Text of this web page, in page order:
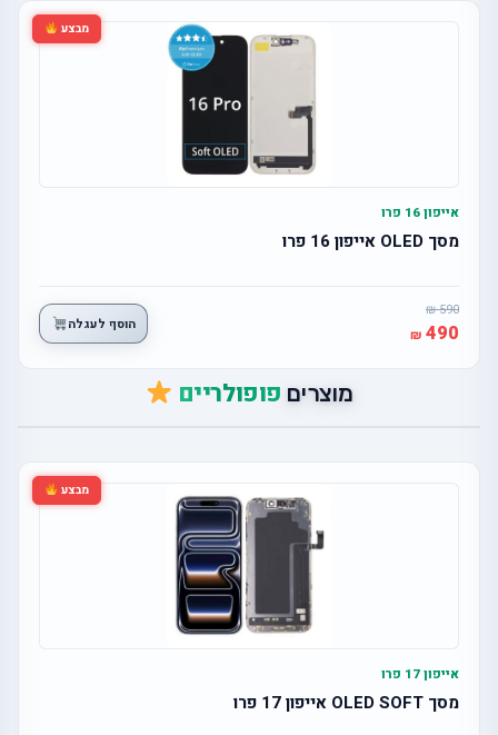
מבצע
אייפון 16 פרו
מסך OLED אייפון 16 פרו
590
490 הוסף לעגלה
מוצרים פופולריים
מבצע
אייפון 17 פרו
מסך OLED SOFT אייפון 17 פרו